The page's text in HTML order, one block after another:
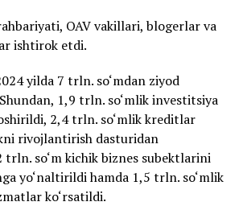
OAV vakillari, blogerlar va
ishtirok etdi.
yilda 7 trln. so‘mdan ziyod
1,9 trln. so‘mlik investitsiya
2,4 trln. so‘mlik kreditlar
rivojlantirish dasturidan
so‘m kichik biznes subektlarini
yo‘naltirildi hamda 1,5 trln. so‘mlik
ko‘rsatildi.